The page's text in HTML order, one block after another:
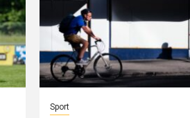
Sport